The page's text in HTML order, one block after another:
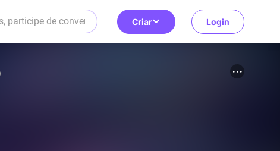
Criar Login